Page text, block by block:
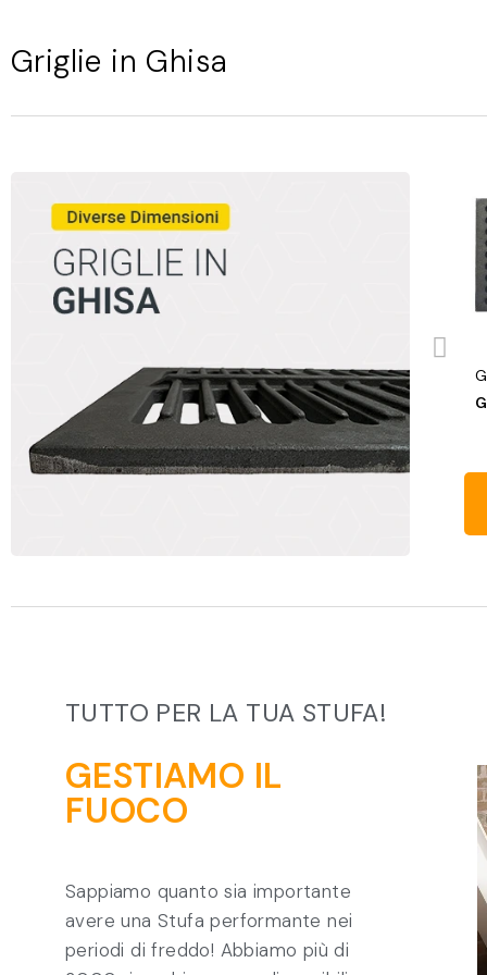
Griglie in Ghisa
TUTTO PER LA TUA STUFA!
GESTIAMO IL
FUOCO
Sappiamo quanto sia importante
avere una Stufa performante nei
periodi di freddo! Abbiamo più di